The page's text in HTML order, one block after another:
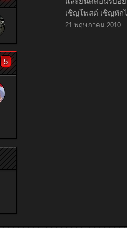
5
เชิญโพสต์ เชิญทัก
21 พฤษภาคม 2010